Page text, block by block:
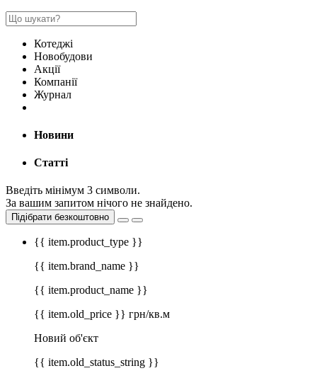
Котеджі
Новобудови
Акції
Компанії
Журнал
Новини
Статті
Введіть мінімум 3 символи.
За вашим запитом нічого не знайдено.
Підібрати безкоштовно
{{ item.product_type }}
{{ item.brand_name }}
{{ item.product_name }}
{{ item.old_price }} грн/кв.м
Новий об'єкт
{{ item.old_status_string }}